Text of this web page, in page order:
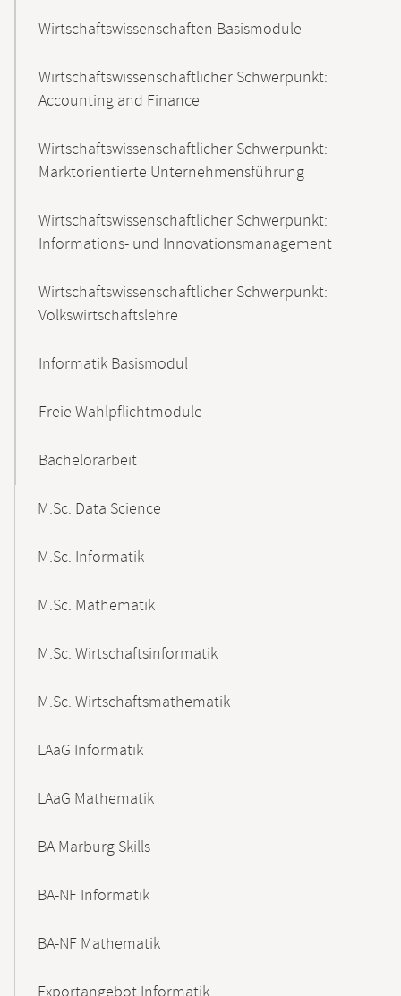
Wirtschaftswissenschaften Basismodule
Wirtschaftswissenschaftlicher Schwerpunkt:
Accounting and Finance
Wirtschaftswissenschaftlicher Schwerpunkt:
Marktorientierte Unternehmensführung
Wirtschaftswissenschaftlicher Schwerpunkt:
Informations- und Innovationsmanagement
Wirtschaftswissenschaftlicher Schwerpunkt:
Volkswirtschaftslehre
Informatik Basismodul
Freie Wahlpflichtmodule
Bachelorarbeit
M.Sc. Data Science
M.Sc. Informatik
M.Sc. Mathematik
M.Sc. Wirtschaftsinformatik
M.Sc. Wirtschaftsmathematik
LAaG Informatik
LAaG Mathematik
BA Marburg Skills
BA-NF Informatik
BA-NF Mathematik